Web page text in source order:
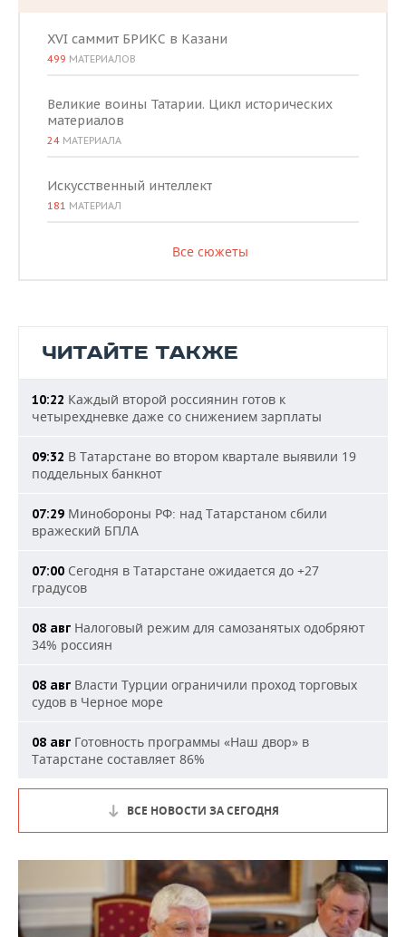
XVI саммит БРИКС в Казани
499 МАТЕРИАЛОВ
Великие воины Татарии. Цикл исторических
материалов
24 МАТЕРИАЛА
Искусственный интеллект
181 МАТЕРИАЛ
Все сюжеты
ЧИТАЙТЕ ТАКЖЕ
10:22 Каждый второй россиянин готов к
четырехдневке даже со снижением зарплаты
09:32 В Татарстане во втором квартале выявили 19
поддельных банкнот
07:29 Минобороны РФ: над Татарстаном сбили
вражеский БПЛА
07:00 Сегодня в Татарстане ожидается до +27
градусов
08 авг Налоговый режим для самозанятых одобряют
34% россиян
08 авг Власти Турции ограничили проход торговых
судов в Черное море
08 авг Готовность программы «Наш двор» в
Татарстане составляет 86%
ВСЕ НОВОСТИ ЗА СЕГОДНЯ